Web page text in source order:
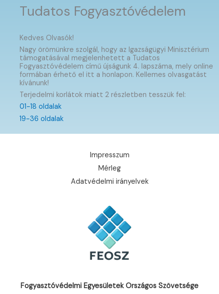
Tudatos Fogyasztóvédelem
Kedves Olvasók!
Nagy örömünkre szolgál, hogy az Igazságügyi Minisztérium
támogatásával megjelenhetett a Tudatos
Fogyasztóvédelem című újságunk 4. lapszáma, mely online
formában érhető el itt a honlapon. Kellemes olvasgatást
kívánunk!
Terjedelmi korlátok miatt 2 részletben tesszük fel:
01-18 oldalak
19-36 oldalak
Impresszum
Mérleg
Adatvédelmi irányelvek
Fogyasztóvédelmi Egyesületek Országos Szövetsége